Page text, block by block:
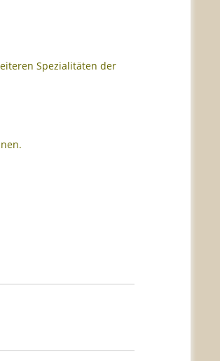
Spezialitäten der